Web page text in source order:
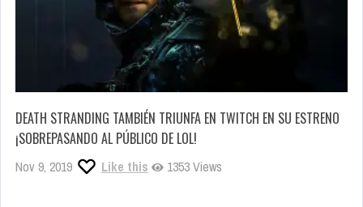
DEATH STRANDING TAMBIÉN TRIUNFA EN TWITCH EN SU ESTRENO
¡SOBREPASANDO AL PÚBLICO DE LOL!
Nov 9, 2019 Like this 1353 Views